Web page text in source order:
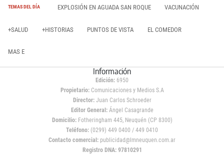
TEMAS DEL DÍA EXPLOSIÓN EN AGUADA SAN ROQUE VACUNACIÓN
+SALUD +HISTORIAS PUNTOS DE VISTA EL COMEDOR
MAS E
Información
Edición: 6950
Propietario:Comunicaciones y Medios S.A
Director: Juan Carlos Schroeder
Editor General:Ángel Casagrande
Domicilio:Fotheringham 445, Neuquén (CP 8300)
Teléfono: (0299) 449 0400 / 449 0410
Contacto comercial: publicidad@lmneuquen.com.ar
Registro DNA: 97810291